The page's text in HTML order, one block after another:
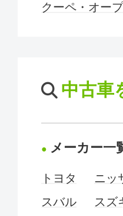
クーペ・オー
中古車
メーカー一
トヨタ ニッ
スバル
スズ